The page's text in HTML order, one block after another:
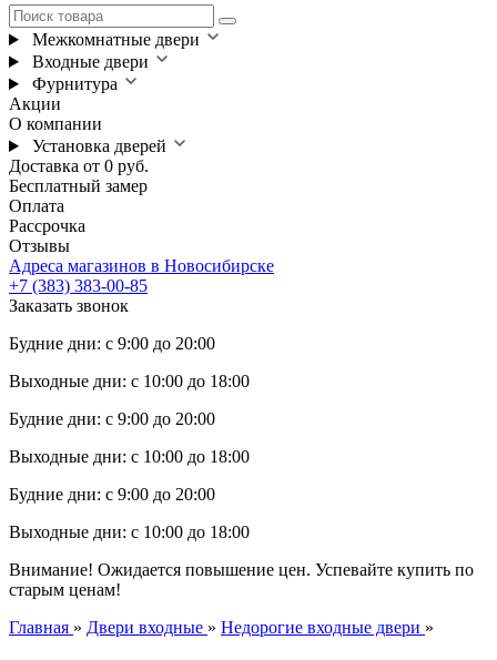
Межкомнатные двери
Входные двери
Фурнитура
Акции
О компании
Установка дверей
Доставка от 0 руб.
Бесплатный замер
Оплата
Рассрочка
Отзывы
Адреса магазинов в Новосибирске
+7 (383) 383-00-85
Заказать звонок
Будние дни: с 9:00 до 20:00
Выходные дни: с 10:00 до 18:00
Будние дни: с 9:00 до 20:00
Выходные дни: с 10:00 до 18:00
Будние дни: с 9:00 до 20:00
Выходные дни: с 10:00 до 18:00
Внимание! Ожидается повышение цен. Успевайте купить по
старым ценам!
Главная » Двери входные » Недорогие входные двери »